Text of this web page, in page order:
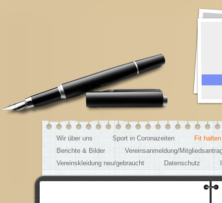
Wir über uns Sport in Coronazeiten
Fit
Berichte & Bilder
Vereinsanmeldung/
Vereinskleidung neu/gebraucht
Datenschutz